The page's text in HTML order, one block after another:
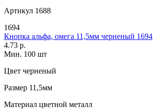
Артикул 1688
1694
Кнопка альфа, омега 11,5мм черненый 1694
4.73 р.
Мин. 100 шт
Цвет черненый
Размер 11,5мм
Материал цветной металл